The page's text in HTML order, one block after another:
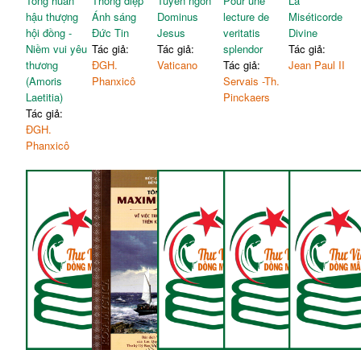
hậu thượng
hội đồng -
Niềm vui yêu
thương
(Amoris
Laetitia)
Tác giả:
ĐGH.
Phanxicô
Ánh sáng
Đức Tin
Tác giả:
ĐGH.
Phanxicô
Dominus
Jesus
Tác giả:
Vaticano
lecture de
veritatis
splendor
Tác giả:
Servais -Th.
Pinckaers
Miséticorde
Divine
Tác giả:
Jean Paul II